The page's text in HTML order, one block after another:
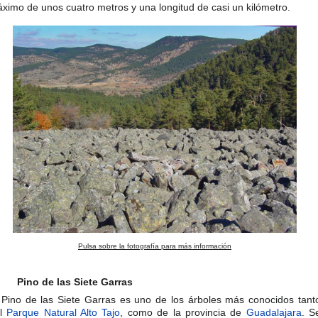
de unos cuatro metros y una longitud de casi un kilómetro.
Pulsa sobre la fotografía para más información
Pino de las Siete Garras
de las Siete Garras es uno de los árboles más conocidos
Parque Natural Alto Tajo , como de la provincia de Guadalajara .